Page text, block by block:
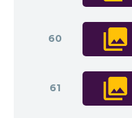
60
61